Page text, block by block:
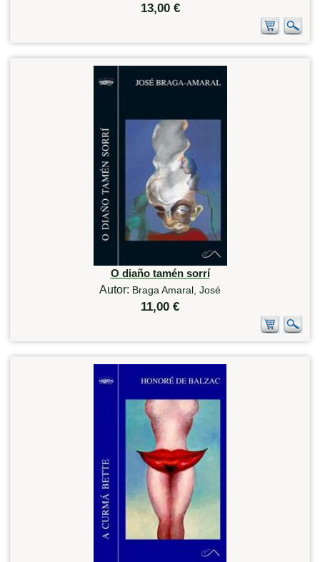
13,00 €
O diaño tamén sorrí
Autor: Braga Amaral, José
11,00 €